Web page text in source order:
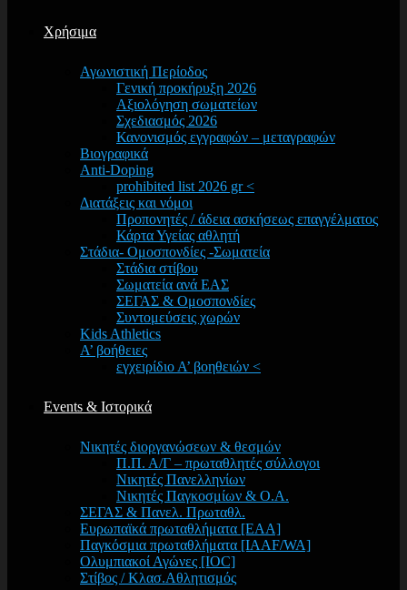
Χρήσιμα
Αγωνιστική Περίοδος
Γενική προκήρυξη 2026
Αξιολόγηση σωματείων
Σχεδιασμός 2026
Κανονισμός εγγραφών – μεταγραφών
Βιογραφικά
Anti-Doping
prohibited list 2026 gr <
Διατάξεις και νόμοι
Προπονητές / άδεια ασκήσεως επαγγέλματος
Κάρτα Υγείας αθλητή
Στάδια- Ομοσπονδίες -Σωματεία
Στάδια στίβου
Σωματεία ανά ΕΑΣ
ΣΕΓΑΣ & Ομοσπονδίες
Συντομεύσεις χωρών
Kids Athletics
Α’ βοήθειες
εγχειρίδιο Α’ βοηθειών <
Events & Ιστορικά
Νικητές διοργανώσεων & θεσμών
Π.Π. Α/Γ – πρωταθλητές σύλλογοι
Νικητές Πανελληνίων
Νικητές Παγκοσμίων & Ο.Α.
ΣΕΓΑΣ & Πανελ. Πρωταθλ.
Ευρωπαϊκά πρωταθλήματα [EAA]
Παγκόσμια πρωταθλήματα [IAAF/WA]
Ολυμπιακοί Αγώνες [IOC]
Στίβος / Κλασ.Αθλητισμός